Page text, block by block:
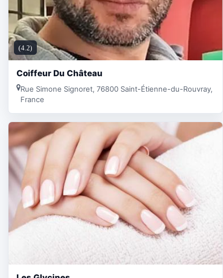
(4.2)
Coiffeur Du Château
Rue Simone Signoret, 76800 Saint-Étienne-du-Rouvray,
France